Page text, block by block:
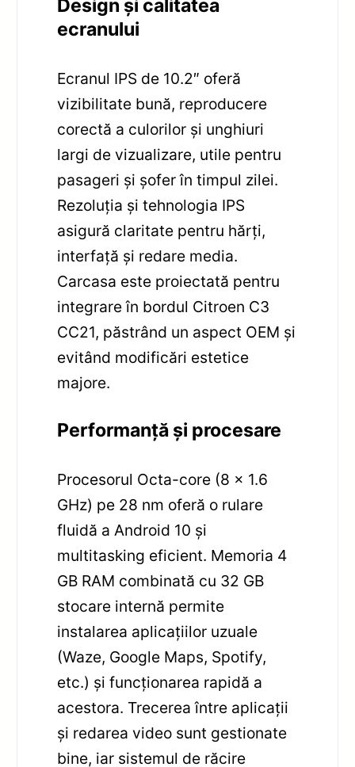
Design și calitatea
ecranului
Ecranul IPS de 10.2″ oferă
vizibilitate bună, reproducere
corectă a culorilor și unghiuri
largi de vizualizare, utile pentru
pasageri și șofer în timpul zilei.
Rezoluția și tehnologia IPS
asigură claritate pentru hărți,
interfață și redare media.
Carcasa este proiectată pentru
integrare în bordul Citroen C3
CC21, păstrând un aspect OEM și
evitând modificări estetice
majore.
Performanță și procesare
Procesorul Octa-core (8 x 1.6
GHz) pe 28 nm oferă o rulare
fluidă a Android 10 și
multitasking eficient. Memoria 4
GB RAM combinată cu 32 GB
stocare internă permite
instalarea aplicațiilor uzuale
(Waze, Google Maps, Spotify,
etc.) și funcționarea rapidă a
acestora. Trecerea între aplicații
și redarea video sunt gestionate
bine, iar sistemul de răcire